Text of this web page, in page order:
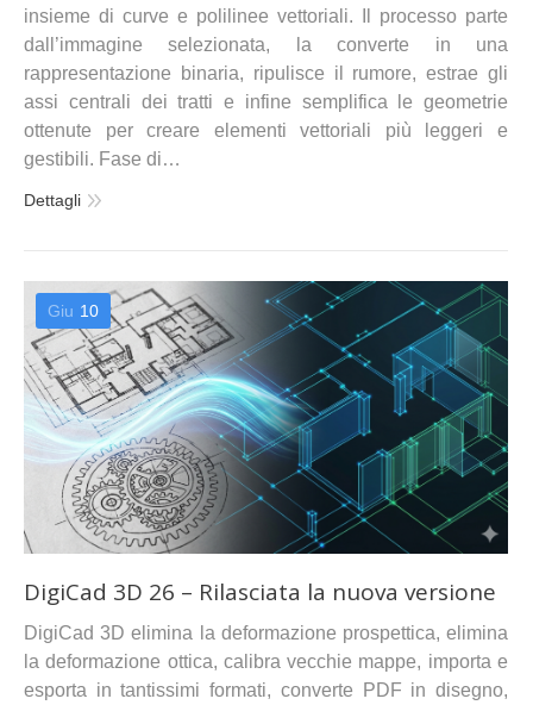
insieme di curve e polilinee vettoriali. Il processo parte
dall’immagine selezionata, la converte in una
rappresentazione binaria, ripulisce il rumore, estrae gli
assi centrali dei tratti e infine semplifica le geometrie
ottenute per creare elementi vettoriali più leggeri e
gestibili. Fase di…
Dettagli
Giu 10
DigiCad 3D 26 – Rilasciata la nuova versione
DigiCad 3D elimina la deformazione prospettica, elimina
la deformazione ottica, calibra vecchie mappe, importa e
esporta in tantissimi formati, converte PDF in disegno,